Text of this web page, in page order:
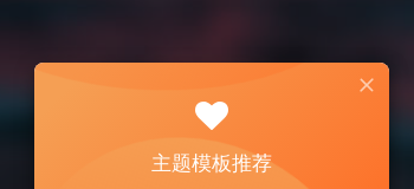
主题模板推荐